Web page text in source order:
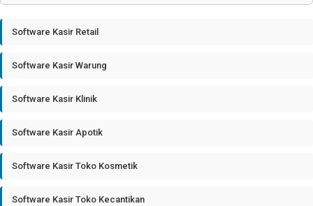
Software Kasir Retail
Software Kasir Warung
Software Kasir Klinik
Software Kasir Apotik
Software Kasir Toko Kosmetik
Software Kasir Toko Kecantikan